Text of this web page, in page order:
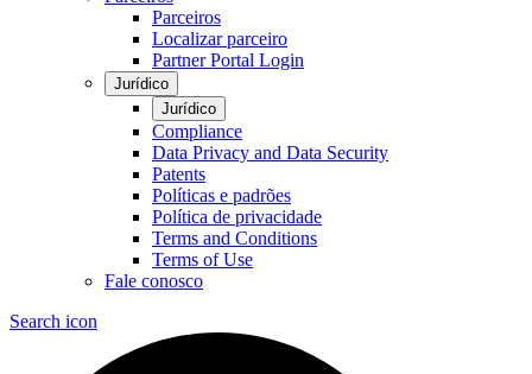
Parceiros
Localizar parceiro
Partner Portal Login
Jurídico
Jurídico
Compliance
Data Privacy and Data Security
Patents
Políticas e padrões
Política de privacidade
Terms and Conditions
Terms of Use
Fale conosco
Search icon